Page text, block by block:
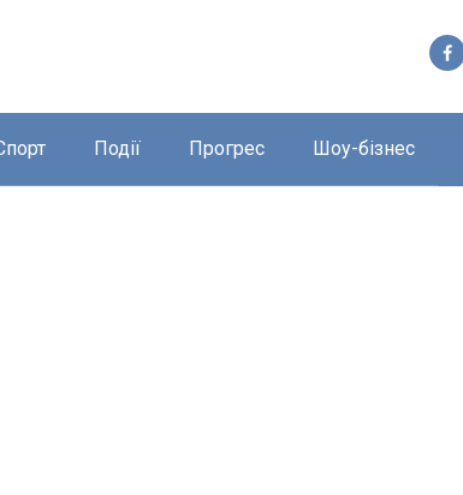
Події Прогрес Шоу-бізнес